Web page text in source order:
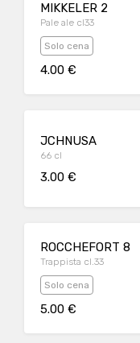
MIKKELER 2
Pale ale cl33
Solo cena
4.00 €
JCHNUSA
66 cl
3.00 €
ROCCHEFORT 8
Trappista cl.33
Solo cena
5.00 €